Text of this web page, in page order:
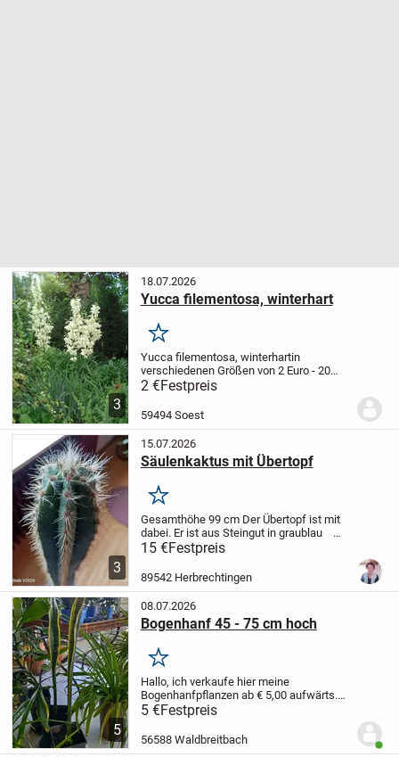
3
18.07.2026
Yucca filementosa, winterhart
Merken
Yucca filementosa, winterhartin
verschiedenen Größen von 2 Euro - 20
Eurosiehe Beispielfotos
2 €Festpreis
59494 Soest
3
15.07.2026
Säulenkaktus mit Übertopf
Merken
Gesamthöhe 99 cm Der Übertopf ist mit
dabei. Er ist aus Steingut in graublau
kein Versand, nur Abholung ist möglich
15 €Festpreis
89542 Herbrechtingen
5
08.07.2026
Bogenhanf 45 - 75 cm hoch
Merken
Hallo, ich verkaufe hier meine
Bogenhanfpflanzen ab € 5,00 aufwärts.
Die Größe beginnt bei ca. 45 cm
Durchmesser und ist bis ca. 75 cm
vorhanden. Kein Versand, eine
5 €Festpreis
56588 Waldbreitbach